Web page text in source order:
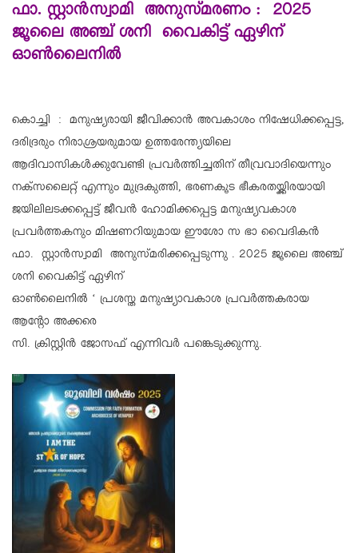
ഫാ. സ്റ്റാന്‍സ്വാമി അനുസ്മരണം : 2025
ജൂലൈ അഞ്ച് ശനി വൈകിട്ട് ഏഴിന്
ഓണ്‍ലൈനില്‍
കൊച്ചി : മനുഷ്യരായി ജീവിക്കാന്‍ അവകാശം നിഷേധിക്കപ്പെട്ട,
ദരിദ്രരും നിരാശ്രയരുമായ ഉത്തരേന്ത്യയിലെ
ആദിവാസികള്‍ക്കുവേണ്ടി പ്രവര്‍ത്തിച്ചതിന് തീവ്രവാദിയെന്നും
നക്‌സലൈറ്റ് എന്നും മുദ്രകുത്തി, ഭരണകൂട ഭീകരതയ്ക്കിരയായി
ജയിലിലടക്കപ്പെട്ട് ജീവന്‍ ഹോമിക്കപ്പെട്ട മനുഷ്യവകാശ
പ്രവര്‍ത്തകനും മിഷണറിയുമായ ഈശോ സ ഭാ വൈദികന്‍
ഫാ. സ്റ്റാന്‍സ്വാമി അനുസ്മരിക്കപ്പെടുന്നു . 2025 ജൂലൈ അഞ്ച്
ശനി വൈകിട്ട് ഏഴിന്
ഓണ്‍ലൈനില്‍ ‘ പ്രശസ്ത മനുഷ്യാവകാശ പ്രവര്‍ത്തകരായ
ആന്റോ അക്കരെ
സി. ക്രിസ്റ്റിന്‍ ജോസഫ് എന്നിവര്‍ പങ്കെടുക്കുന്നു.